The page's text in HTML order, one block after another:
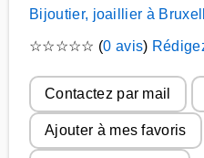
Bijoutier, joaillier à
☆☆☆☆☆ (0 avis)
Contactez par mail
Ajouter à mes favoris